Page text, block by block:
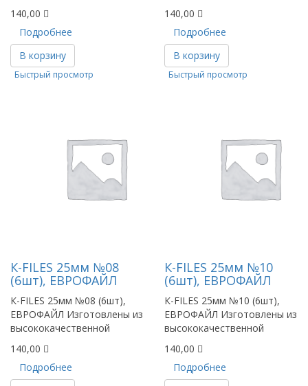
140,00
Подробнее
В корзину
140,00
Подробнее
В корзину
Быстрый просмотр
К-FILES 25мм №08
(6шт), ЕВРОФАЙЛ
К-FILES 25мм №08 (6шт),
ЕВРОФАЙЛ Изготовлены из
высококачественной
140,00
Подробнее
Быстрый просмотр
К-FILES 25мм №10
(6шт), ЕВРОФАЙЛ
К-FILES 25мм №10 (6шт),
ЕВРОФАЙЛ Изготовлены из
высококачественной
140,00
Подробнее